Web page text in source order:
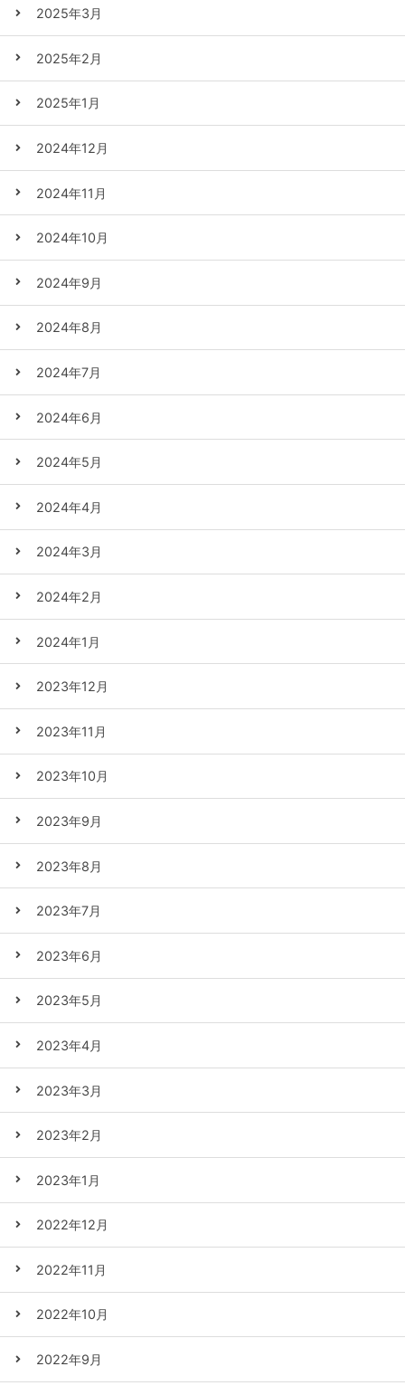
2025年3月
2025年2月
2025年1月
2024年12月
2024年11月
2024年10月
2024年9月
2024年8月
2024年7月
2024年6月
2024年5月
2024年4月
2024年3月
2024年2月
2024年1月
2023年12月
2023年11月
2023年10月
2023年9月
2023年8月
2023年7月
2023年6月
2023年5月
2023年4月
2023年3月
2023年2月
2023年1月
2022年12月
2022年11月
2022年10月
2022年9月